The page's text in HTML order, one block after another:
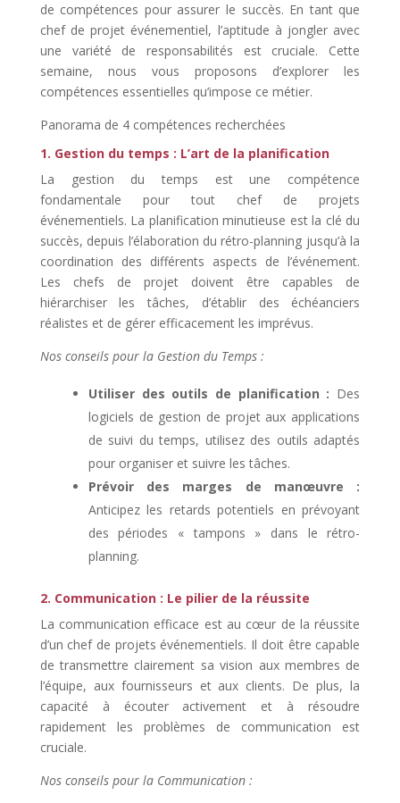
de compétences pour assurer le succès. En tant que
chef de projet événementiel, l’aptitude à jongler avec
une variété de responsabilités est cruciale. Cette
semaine, nous vous proposons d’explorer les
compétences essentielles qu’impose ce métier.
Panorama de 4 compétences recherchées
1. Gestion du temps : L’art de la planification
La gestion du temps est une compétence
fondamentale pour tout chef de projets
événementiels. La planification minutieuse est la clé du
succès, depuis l’élaboration du rétro-planning jusqu’à la
coordination des différents aspects de l’événement.
Les chefs de projet doivent être capables de
hiérarchiser les tâches, d’établir des échéanciers
réalistes et de gérer efficacement les imprévus.
Nos conseils pour la Gestion du Temps :
Utiliser des outils de planification : Des
logiciels de gestion de projet aux applications
de suivi du temps, utilisez des outils adaptés
pour organiser et suivre les tâches.
Prévoir des marges de manœuvre :
Anticipez les retards potentiels en prévoyant
des périodes « tampons » dans le rétro-
planning.
2. Communication : Le pilier de la réussite
La communication efficace est au cœur de la réussite
d’un chef de projets événementiels. Il doit être capable
de transmettre clairement sa vision aux membres de
l’équipe, aux fournisseurs et aux clients. De plus, la
capacité à écouter activement et à résoudre
rapidement les problèmes de communication est
cruciale.
Nos conseils pour la Communication :